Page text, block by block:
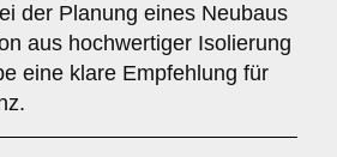
der Planung eines Neubaus
aus hochwertiger Isolierung
eine klare Empfehlung für